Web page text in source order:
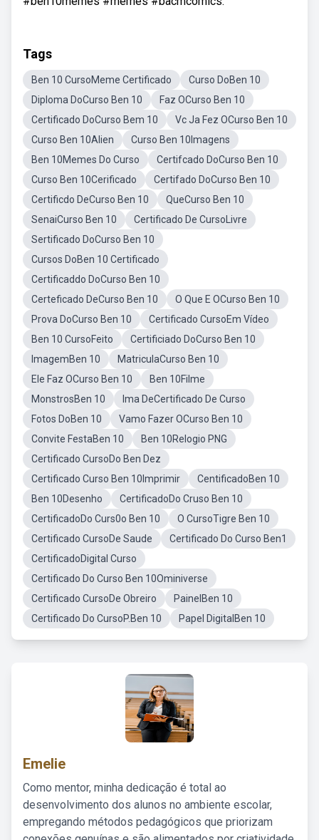
Tags
Ben 10 CursoMeme Certificado
Curso DoBen 10
Diploma DoCurso Ben 10
Faz OCurso Ben 10
Certificado DoCurso Bem 10
Vc Ja Fez OCurso Ben 10
Curso Ben 10Alien
Curso Ben 10Imagens
Ben 10Memes Do Curso
Certifcado DoCurso Ben 10
Curso Ben 10Cerificado
Certifado DoCurso Ben 10
Certificdo DeCurso Ben 10
QueCurso Ben 10
SenaiCurso Ben 10
Certificado De CursoLivre
Sertificado DoCurso Ben 10
Cursos DoBen 10 Certificado
Certificaddo DoCurso Ben 10
Certeficado DeCurso Ben 10
O Que E OCurso Ben 10
Prova DoCurso Ben 10
Certificado CursoEm Vídeo
Ben 10 CursoFeito
Certificiado DoCurso Ben 10
ImagemBen 10
MatriculaCurso Ben 10
Ele Faz OCurso Ben 10
Ben 10Filme
MonstrosBen 10
Ima DeCertificado De Curso
Fotos DoBen 10
Vamo Fazer OCurso Ben 10
Convite FestaBen 10
Ben 10Relogio PNG
Certificado CursoDo Ben Dez
Certificado Curso Ben 10Imprimir
CentificadoBen 10
Ben 10Desenho
CertificadoDo Cruso Ben 10
CertificadoDo Curs0o Ben 10
O CursoTigre Ben 10
Certificado CursoDe Saude
Certificado Do Curso Ben1
CertificadoDigital Curso
Certificado Do Curso Ben 10Ominiverse
Certificado CursoDe Obreiro
PainelBen 10
Certificado Do CursoP.Ben 10
Papel DigitalBen 10
Emelie
Como mentor, minha dedicação é total ao
desenvolvimento dos alunos no ambiente escolar,
empregando métodos pedagógicos que priorizam